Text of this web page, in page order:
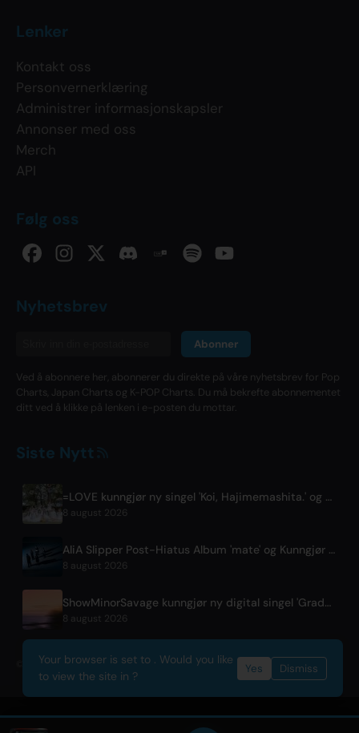
Lenker
Kontakt oss
Personvernerklæring
Administrer informasjonskapsler
Annonser med oss
Merch
API
Følg oss
Nyhetsbrev
Abonner
Ved å abonnere her, abonnerer du direkte på våre nyhetsbrev for Pop
Charts, Japan Charts og K-POP Charts. Du må bekrefte abonnementet
ditt ved å klikke på lenken i e-posten du mottar.
Siste Nytt
=LOVE kunngjør ny singel 'Koi, Hajimemashita.' og Tokyo Dome-konserter
8 august 2026
AliA Slipper Post-Hiatus Album 'mate' og Kunngjør Tokyo-konsert
8 august 2026
ShowMinorSavage kunngjør ny digital singel 'Gradation'
8 august 2026
© 2026 OnlyHit. All rights reserved. - Metadata provided byACRCloud
Your browser is set to . Would you like
to view the site in ?
Yes Dismiss